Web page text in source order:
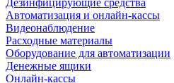
Дезинфицирующие средства
Автоматизация и онлайн-кассы
Видеонаблюдение
Расходные материалы
Оборудование для автоматизации
Денежные ящики
Онлайн-кассы